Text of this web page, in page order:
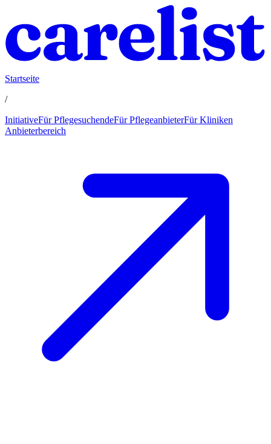
Startseite
/
InitiativeFür PflegesuchendeFür PflegeanbieterFür Kliniken
Anbieterbereich